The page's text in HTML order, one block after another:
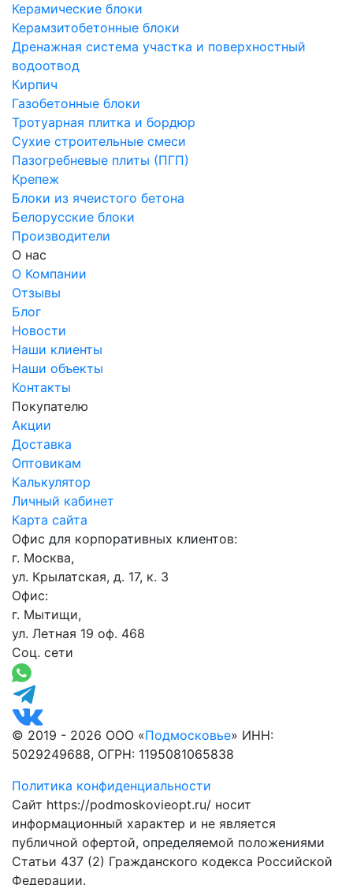
Керамические блоки
Керамзитобетонные блоки
Дренажная система участка и поверхностный
водоотвод
Кирпич
Газобетонные блоки
Тротуарная плитка и бордюр
Сухие строительные смеси
Пазогребневые плиты (ПГП)
Крепеж
Блоки из ячеистого бетона
Белорусские блоки
Производители
О нас
О Компании
Отзывы
Блог
Новости
Наши клиенты
Наши объекты
Контакты
Покупателю
Акции
Доставка
Оптовикам
Калькулятор
Личный кабинет
Карта сайта
Офис для корпоративных клиентов:
г. Москва,
ул. Крылатская, д. 17, к. 3
Офис:
г. Мытищи,
ул. Летная 19 оф. 468
Соц. сети
© 2019 - 2026 ООО «Подмосковье» ИНН:
5029249688, ОГРН: 1195081065838
Политика конфиденциальности
Сайт https://podmoskovieopt.ru/ носит
информационный характер и не является
публичной офертой, определяемой положениями
Статьи 437 (2) Гражданского кодекса Российской
Федерации.